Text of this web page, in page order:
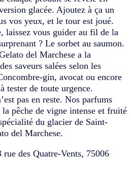
glacée. Ajoutez à ça un
vos yeux, et le tour est joué.
laissez vous guider au fil de la
? Le sorbet au saumon.
del Marchese a la
saveurs salées selon les
gin, avocat ou encore
tester de toute urgence.
pas en reste. Nos parfums
pêche de vigne intense et fruité
du glacier de Saint-
del Marchese.
rue des Quatre-Vents, 75006